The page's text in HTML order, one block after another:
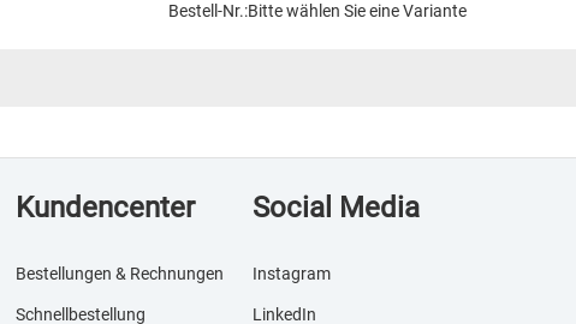
Bestell-Nr.:Bitte wählen Sie eine Variante
Kundencenter
Bestellungen & Rechnungen
Schnellbestellung
Social Media
Instagram
LinkedIn